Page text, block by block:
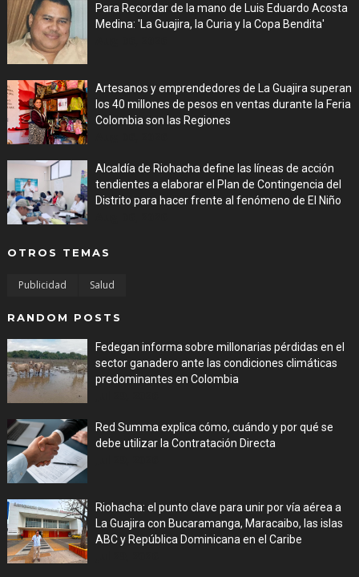
Para Recordar de la mano de Luis Eduardo Acosta
Medina: 'La Guajira, la Curia y la Copa Bendita'
Artesanos y emprendedores de La Guajira superan
los 40 millones de pesos en ventas durante la Feria
Colombia son las Regiones
Alcaldía de Riohacha define las líneas de acción
tendientes a elaborar el Plan de Contingencia del
Distrito para hacer frente al fenómeno de El Niño
OTROS TEMAS
Publicidad Salud
RANDOM POSTS
Fedegan informa sobre millonarias pérdidas en el
sector ganadero ante las condiciones climáticas
predominantes en Colombia
Red Summa explica cómo, cuándo y por qué se
debe utilizar la Contratación Directa
Riohacha: el punto clave para unir por vía aérea a
La Guajira con Bucaramanga, Maracaibo, las islas
ABC y República Dominicana en el Caribe